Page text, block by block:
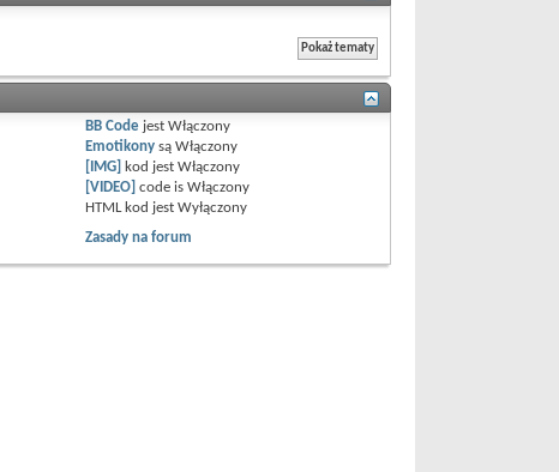
BB Code jestWłączony
Emotikony sąWłączony
[IMG] kod jestWłączony
[VIDEO] code isWłączony
HTML kod jestWyłączony
Zasady na forum